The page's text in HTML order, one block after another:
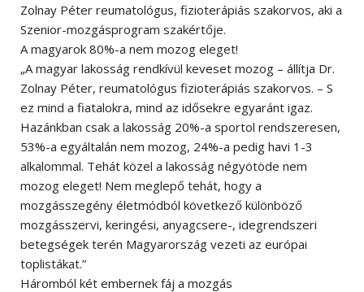
Zolnay Péter reumatológus, fizioterápiás szakorvos, aki a
Szenior-mozgásprogram szakértője.
A magyarok 80%-a nem mozog eleget!
„A magyar lakosság rendkívül keveset mozog – állítja Dr.
Zolnay Péter, reumatológus fizioterápiás szakorvos. – S
ez mind a fiatalokra, mind az idősekre egyaránt igaz.
Hazánkban csak a lakosság 20%-a sportol rendszeresen,
53%-a egyáltalán nem mozog, 24%-a pedig havi 1-3
alkalommal. Tehát közel a lakosság négyötöde nem
mozog eleget! Nem meglepő tehát, hogy a
mozgásszegény életmódból következő különböző
mozgásszervi, keringési, anyagcsere-, idegrendszeri
betegségek terén Magyarország vezeti az európai
toplistákat.”
Háromból két embernek fáj a mozgás